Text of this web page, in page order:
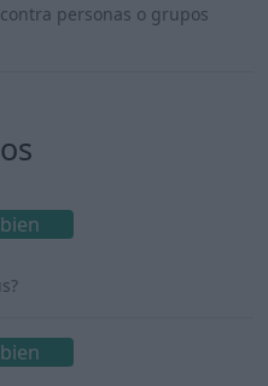
personas o grupos